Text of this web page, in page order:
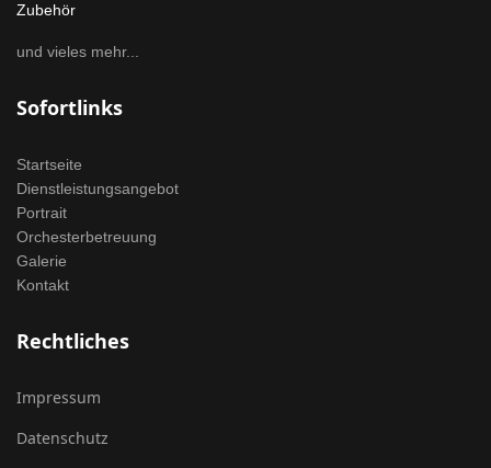
Zubehör
und vieles mehr...
Sofortlinks
Startseite
Dienstleistungsangebot
Portrait
Orchesterbetreuung
Galerie
Kontakt
Rechtliches
Impressum
Datenschutz